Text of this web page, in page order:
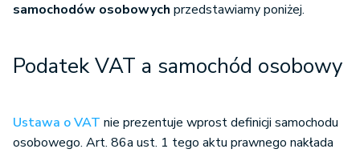
samochodów osobowych przedstawiamy poniżej.
Podatek VAT a samochód osobowy
Ustawa o VAT nie prezentuje wprost definicji samochodu
osobowego. Art. 86a ust. 1 tego aktu prawnego nakłada